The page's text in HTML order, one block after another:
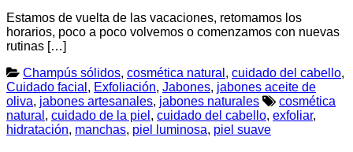
Estamos de vuelta de las vacaciones, retomamos los
horarios, poco a poco volvemos o comenzamos con nuevas
rutinas […]
Champús sólidos, cosmética natural , cuidado del cabello,
Cuidado facial , Exfoliación, Jabones, jabones aceite de
oliva, jabones artesanales, jabones naturales
cosmética
natural , cuidado de la piel , cuidado del cabello, exfoliar,
hidratación, manchas, piel luminosa, piel suave